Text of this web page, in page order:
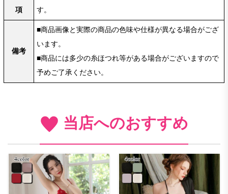
項
す。
備考
■商品画像と実際の商品の色味や仕様が異なる場合がござ
います。
■商品には多少の糸ほつれ等がある場合がございますので
予めご了承ください。
当店へのおすすめ